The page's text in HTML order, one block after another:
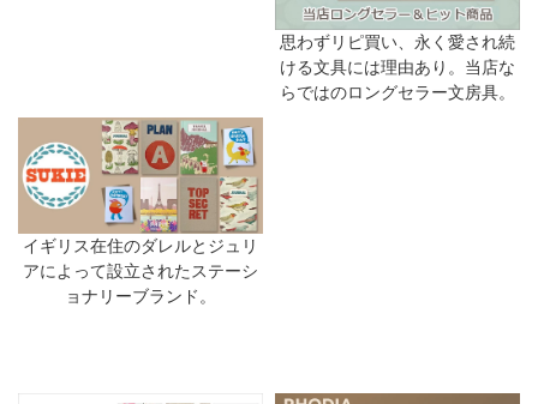
思わずリピ買い、永く愛され続
ける文具には理由あり。当店な
らではのロングセラー文房具。
イギリス在住のダレルとジュリ
アによって設立されたステーシ
ョナリーブランド。